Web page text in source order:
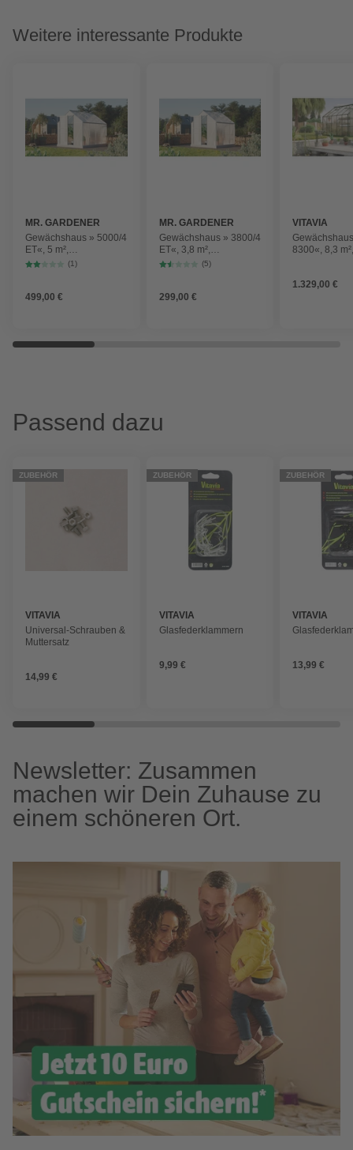
Weitere interessante Produkte
MR. GARDENER
Gewächshaus » 5000/4
ET«, 5 m²,
Kunststoff/Aluminium,
(1)
499,00 €
MR. GARDENER
Gewächshaus » 3800/4
ET«, 3,8 m²,
Kunststoff/Aluminium,
(5)
299,00 €
VITAVIA
8300«, 8,3
1.329,00 €
Passend dazu
ZUBEHÖR
VITAVIA
Universal-Schrauben &
Muttersatz
14,99 €
ZUBEHÖR
VITAVIA
Glasfederklammern
9,99 €
ZUBEHÖR
VITAVIA
13,99 €
Newsletter: Zusammen
machen wir Dein Zuhause zu
einem schöneren Ort.